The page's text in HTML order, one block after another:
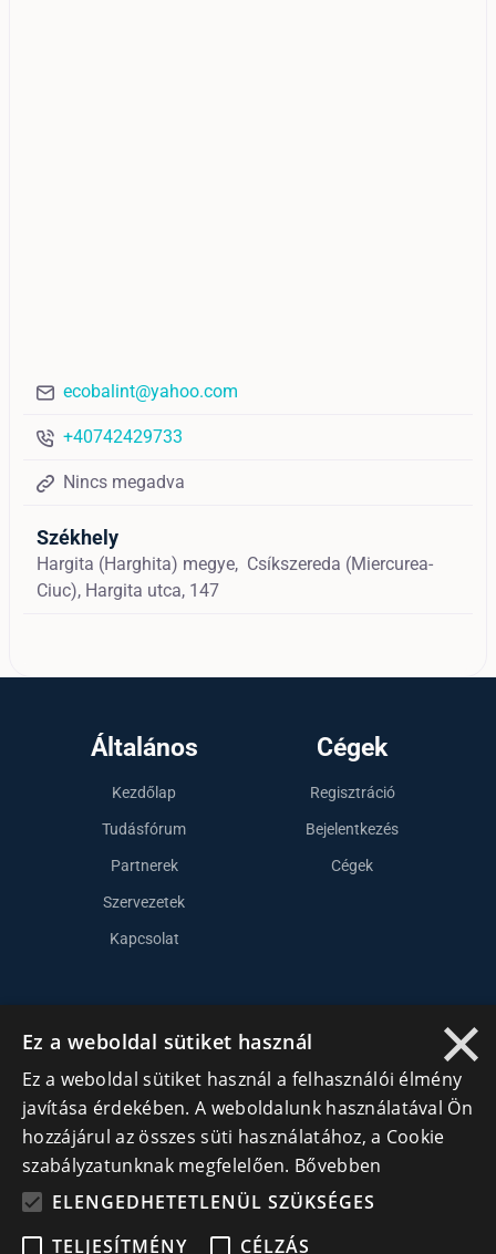
ecobalint@yahoo.com
+40742429733
Nincs megadva
Székhely
Hargita (Harghita) megye, Csíkszereda (Miercurea-
Ciuc), Hargita utca, 147
Általános
Kezdőlap
Tudásfórum
Partnerek
Szervezetek
Kapcsolat
Cégek
Regisztráció
Bejelentkezés
Cégek
+40 740 856 970
×
Ez a weboldal sütiket használ
Ez a weboldal sütiket használ a felhasználói élmény
javítása érdekében. A weboldalunk használatával Ön
hozzájárul az összes süti használatához, a Cookie
szabályzatunknak megfelelően. Bővebben
ELENGEDHETETLENÜL SZÜKSÉGES
TELJESÍTMÉNY
CÉLZÁS